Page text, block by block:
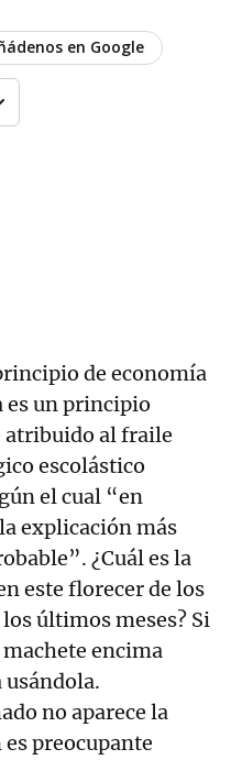
en Google
de economía
un principio
al fraile
escolástico
el cual “en
explicación más
¿Cuál es la
este florecer de los
últimos meses? Si
encima
usándola.
no aparece la
preocupante